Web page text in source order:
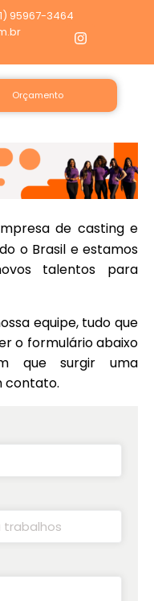
95967-3464
Orçamento
de casting e
o Brasil e estamos
talentos para
equipe, tudo que
o formulário abaixo
que surgir uma
contato.